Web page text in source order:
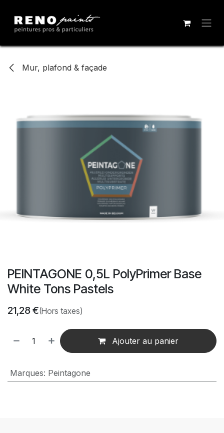
Mur, plafond & façade
PEINTAGONE 0,5L PolyPrimer Base
White Tons Pastels
21,28€(Hors taxes)
Ajouter au panier
Marques: Peintagone